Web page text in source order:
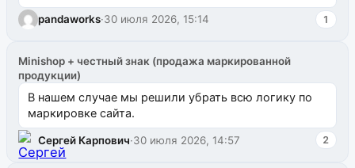
одноименном разделе на modx.pro пока пуст, и,...
pandaworks·30 июля 2026, 15:14 1
Minishop + честный знак (продажа маркированной
продукции)
В нашем случае мы решили убрать всю логику по
маркировке сайта.
Сергей Карпович·30 июля 2026, 14:57 2